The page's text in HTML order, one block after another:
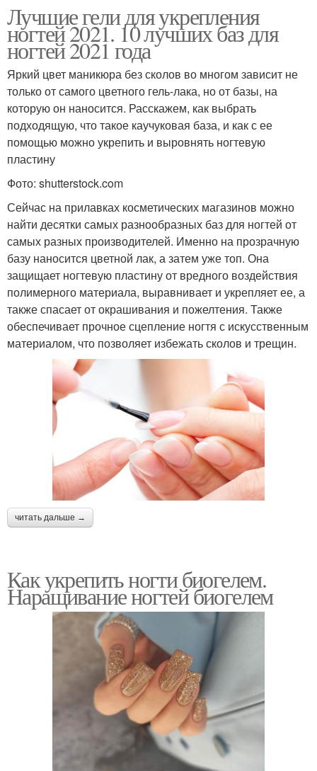
Лучшие гели для укрепления
ногтей 2021. 10 лучших баз для
ногтей 2021 года
Яркий цвет маникюра без сколов во многом зависит не
только от самого цветного гель-лака, но от базы, на
которую он наносится. Расскажем, как выбрать
подходящую, что такое каучуковая база, и как с ее
помощью можно укрепить и выровнять ногтевую
пластину
Фото: shutterstock.com
Сейчас на прилавках косметических магазинов можно
найти десятки самых разнообразных баз для ногтей от
самых разных производителей. Именно на прозрачную
базу наносится цветной лак, а затем уже топ. Она
защищает ногтевую пластину от вредного воздействия
полимерного материала, выравнивает и укрепляет ее, а
также спасает от окрашивания и пожелтения. Также
обеспечивает прочное сцепление ногтя с искусственным
материалом, что позволяет избежать сколов и трещин.
читать дальше →
Как укрепить ногти биогелем.
Наращивание ногтей биогелем